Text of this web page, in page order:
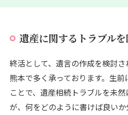
遺産に関するトラブル
終活として、遺言の作成を検討
熊本で多く承っております。生前
ことで、遺産相続トラブルを未
が、何をどのように書けば良い